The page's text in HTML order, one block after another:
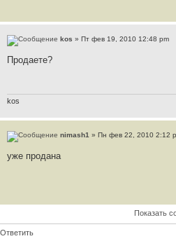
kos » Пт фев 19, 2010 12:48 pm
Продаете?
kos
nimash1 » Пн фев 22, 2010 2:12
уже продана
Показать
Ответить